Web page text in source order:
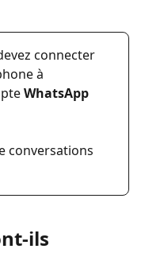
connecter
à
WhatsApp
conversations
ils